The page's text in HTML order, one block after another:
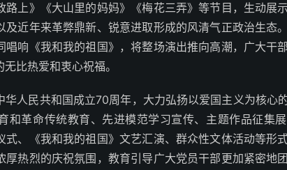
路上》《大山里的妈妈》《梅花三弄》等节目，生动展
及近年来革弊鼎新、锐意进取形成的风清气正政治生态
唱响《我和我的祖国》，将整场演出推向高潮，广大干
比热爱和衷心祝福。
华人民共和国成立70周年，大力弘扬以爱国主义为核心
和革命传统教育、先进模范学习宣传、主题作品征集
式、《我和我的祖国》文艺汇演、群众性文体活动等形
厚热烈的庆祝氛围，教育引导广大党员干部更加紧密地